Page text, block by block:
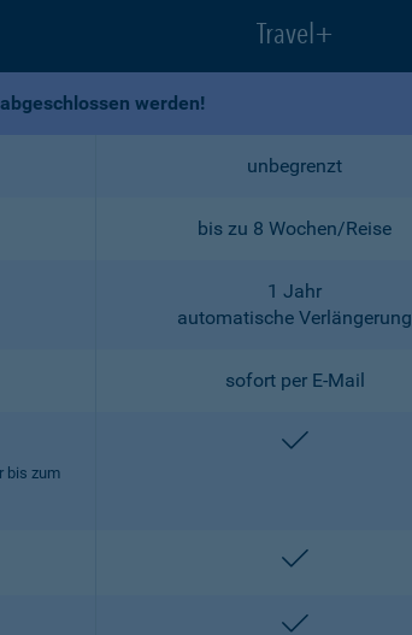
Travel+
werden!
unbegrenzt
bis zu 8 Wochen/Reise
1 Jahr
automatische Verlängerung
sofort per E-Mail
bis zum
enthalten
enthalten
enthalten